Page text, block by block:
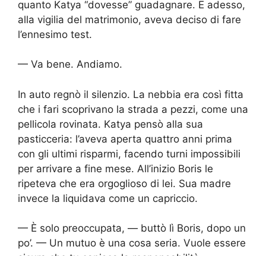
quanto Katya “dovesse” guadagnare. E adesso,
alla vigilia del matrimonio, aveva deciso di fare
l’ennesimo test.
— Va bene. Andiamo.
In auto regnò il silenzio. La nebbia era così fitta
che i fari scoprivano la strada a pezzi, come una
pellicola rovinata. Katya pensò alla sua
pasticceria: l’aveva aperta quattro anni prima
con gli ultimi risparmi, facendo turni impossibili
per arrivare a fine mese. All’inizio Boris le
ripeteva che era orgoglioso di lei. Sua madre
invece la liquidava come un capriccio.
— È solo preoccupata, — buttò lì Boris, dopo un
po’. — Un mutuo è una cosa seria. Vuole essere